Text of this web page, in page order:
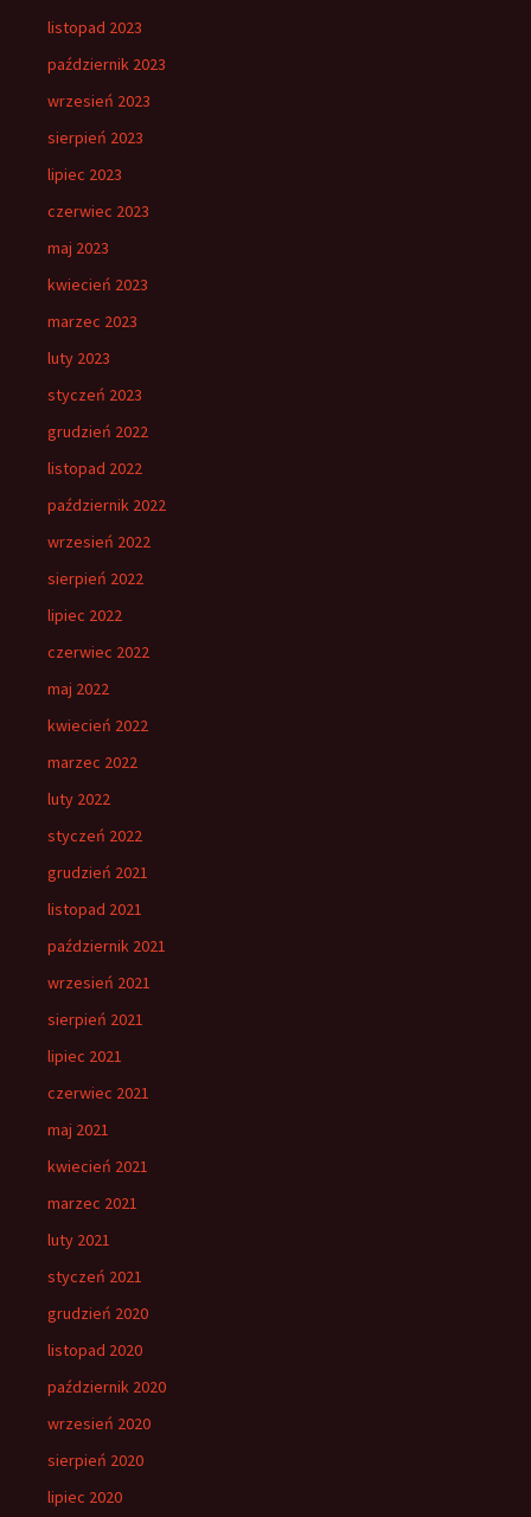
listopad 2023
październik 2023
wrzesień 2023
sierpień 2023
lipiec 2023
czerwiec 2023
maj 2023
kwiecień 2023
marzec 2023
luty 2023
styczeń 2023
grudzień 2022
listopad 2022
październik 2022
wrzesień 2022
sierpień 2022
lipiec 2022
czerwiec 2022
maj 2022
kwiecień 2022
marzec 2022
luty 2022
styczeń 2022
grudzień 2021
listopad 2021
październik 2021
wrzesień 2021
sierpień 2021
lipiec 2021
czerwiec 2021
maj 2021
kwiecień 2021
marzec 2021
luty 2021
styczeń 2021
grudzień 2020
listopad 2020
październik 2020
wrzesień 2020
sierpień 2020
lipiec 2020